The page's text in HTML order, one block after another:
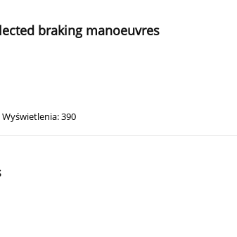
braking manoeuvres
Wyświetlenia: 390